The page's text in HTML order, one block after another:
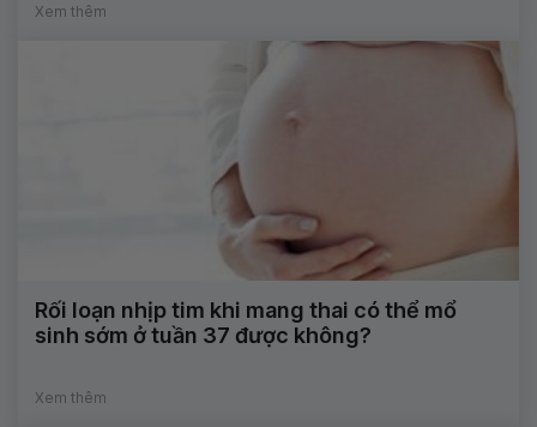
Xem thêm
Rối loạn nhịp tim khi mang thai có thể mổ
sinh sớm ở tuần 37 được không?
Xem thêm